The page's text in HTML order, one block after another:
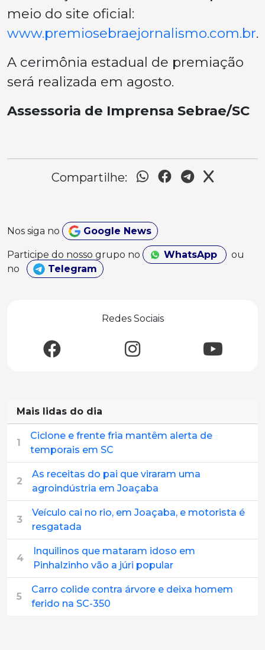
meio do site oficial:
www.premiosebraejornalismo.com.br.
A cerimônia estadual de premiação
será realizada em agosto.
Assessoria de Imprensa Sebrae/SC
Compartilhe:
Nos siga no Google News
Participe do nosso grupo no WhatsApp
ou
no
Telegram
Redes Sociais
Mais lidas do dia
1
Ciclone e frente fria mantêm alerta de
temporais em SC
2
As receitas do pai que viraram uma
agroindústria em Joaçaba
3
Veículo cai no rio, em Joaçaba, e motorista é
resgatada
4
Inquilinos que mataram idoso em
Pinhalzinho vão a júri popular
5
Carro colide contra árvore e deixa homem
ferido na SC-350